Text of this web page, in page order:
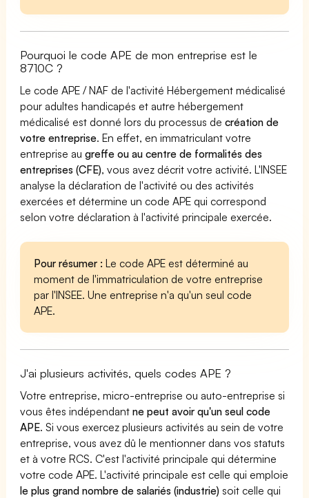
Pourquoi le code APE de mon entreprise est le
8710C ?
Le code APE / NAF de l'activité Hébergement médicalisé
pour adultes handicapés et autre hébergement
médicalisé est donné lors du processus decréation de
votre entreprise. En effet, en immatriculant votre
entreprise augreffe ou au centre de formalités des
entreprises (CFE), vous avez décrit votre activité. L'INSEE
analyse la déclaration de l'activité ou des activités
exercées et détermine un code APE qui correspond
selon votre déclaration à l'activité principale exercée.
Pour résumer : Le code APE est déterminé au
moment de l'immatriculation de votre entreprise
par l'INSEE. Une entreprise n'a qu'un seul code
APE.
J'ai plusieurs activités, quels codes APE ?
Votre entreprise, micro-entreprise ou auto-entreprise si
vous êtes indépendantne peut avoir qu'un seul code
APE. Si vous exercez plusieurs activités au sein de votre
entreprise, vous avez dû le mentionner dans vos statuts
et à votre RCS. C'est l'activité principale qui détermine
votre code APE. L'activité principale est celle qui emploie
le plus grand nombre de salariés (industrie) soit celle qui